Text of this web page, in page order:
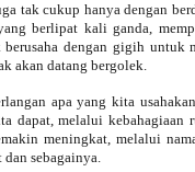
tak cukup hanya dengan
berlipat kali ganda,
dengan gigih untuk
akan datang bergolek.
apa yang kita
dapat, melalui kebahagiaan
meningkat, melalui
dan sebagainya.